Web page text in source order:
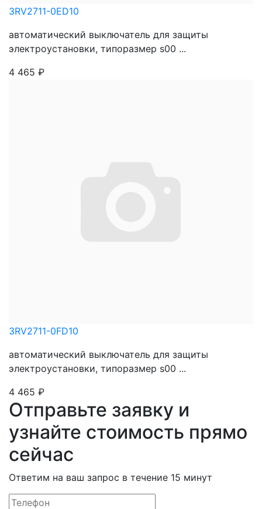
3RV2711-0ED10
автоматический выключатель для защиты
электроустановки, типоразмер s00 ...
4 465 ₽
3RV2711-0FD10
автоматический выключатель для защиты
электроустановки, типоразмер s00 ...
4 465 ₽
Отправьте заявку и
узнайте стоимость прямо
сейчас
Ответим на ваш запрос в течение 15 минут